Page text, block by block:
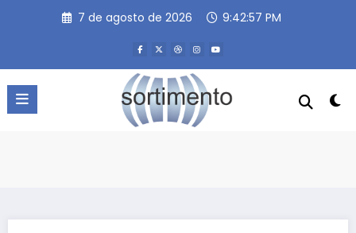
7 de agosto de 2026 9:42:57 PM